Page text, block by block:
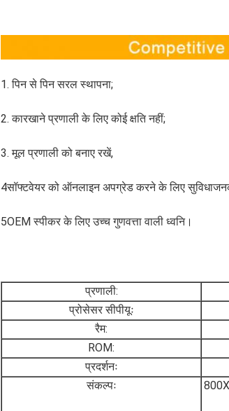
1. पिन से पिन सरल स्थापना;
2. कारखाने प्रणाली के लिए कोई क्षति नहीं;
3. मूल प्रणाली को बनाए रखें,
4सॉफ्टवेयर को ऑनलाइन अपग्रेड करने के लिए
5OEM स्पीकर के लिए उच्च गुणवत्ता वाली ध्वनि।
प्रणाली:
प्रोसेसर सीपीयूः
रैम:
ROM:
प्रदर्शनः
संकल्पः